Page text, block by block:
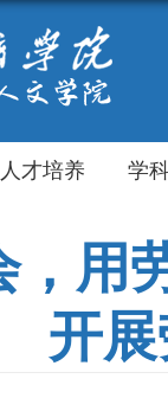
人才培养 学
，
开